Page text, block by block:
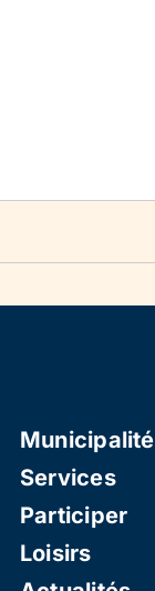
Municipalité
Services
Participer
Loisirs